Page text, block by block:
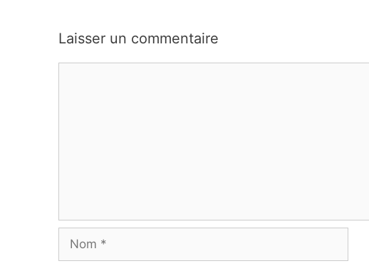
Laisser un commentaire